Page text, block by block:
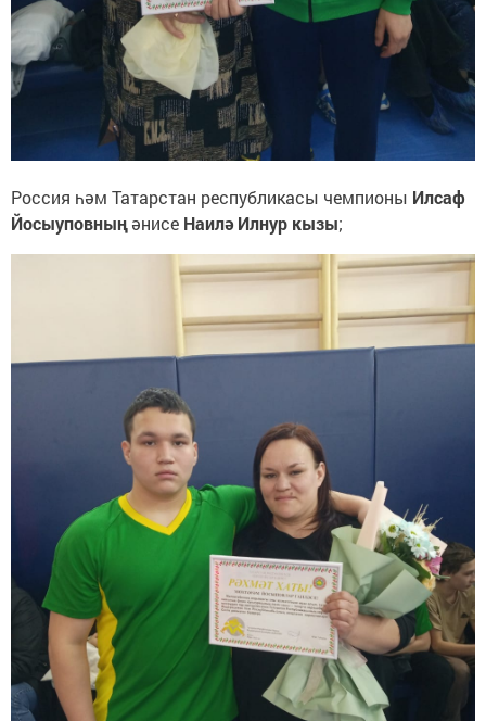
Россия һәм Татарстан республикасы чемпионы Илсаф
Йосыуповныңәнисе Наилә Илнур кызы;